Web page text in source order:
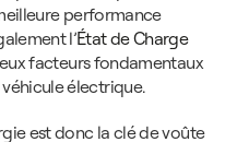
performance
l’État de Charge
facteurs fondamentaux
électrique.
est donc la clé de voûte